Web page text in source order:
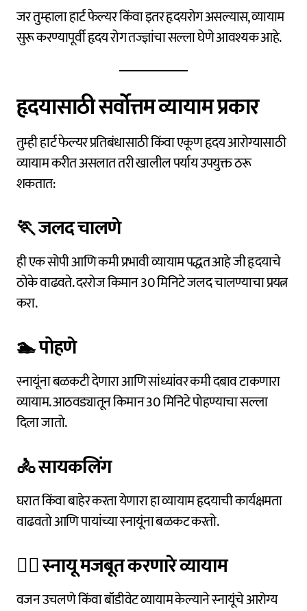
जर तुम्हाला हार्ट फेल्यर किंवा इतर हृदयरोग असल्यास, व्यायाम
सुरू करण्यापूर्वी हृदय रोग तज्ज्ञांचा सल्ला घेणे आवश्यक आहे.
हृदयासाठी सर्वोत्तम व्यायाम प्रकार
तुम्ही हार्ट फेल्यर प्रतिबंधासाठी किंवा एकूण हृदय आरोग्यासाठी
व्यायाम करीत असलात तरी खालील पर्याय उपयुक्त ठरू
शकतात:
🏃जलद चालणे
ही एक सोपी आणि कमी प्रभावी व्यायाम पद्धत आहे जी हृदयाचे
ठोके वाढवते. दररोज किमान 30 मिनिटे जलद चालण्याचा प्रयत्न
करा.
🏊पोहणे
स्नायूंना बळकटी देणारा आणि सांध्यांवर कमी दबाव टाकणारा
व्यायाम. आठवड्यातून किमान 30 मिनिटे पोहण्याचा सल्ला
दिला जातो.
🚴सायकलिंग
घरात किंवा बाहेर करता येणारा हा व्यायाम हृदयाची कार्यक्षमता
वाढवतो आणि पायांच्या स्नायूंना बळकट करतो.
🏋️‍♀️स्नायू मजबूत करणारे व्यायाम
वजन उचलणे किंवा बॉडीवेट व्यायाम केल्याने स्नायूंचे आरोग्य